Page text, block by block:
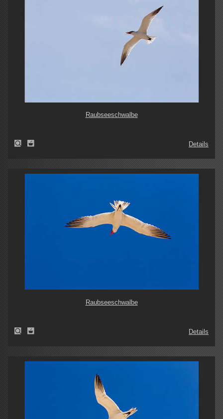
Raubseeschwalbe
Details
Raubseeschwalbe
Details